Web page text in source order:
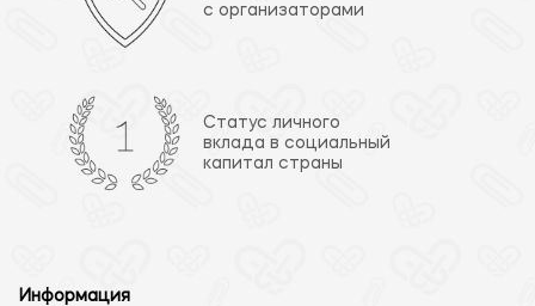
с организаторами
Статус личного
вклада в социальный
капитал страны
Информация